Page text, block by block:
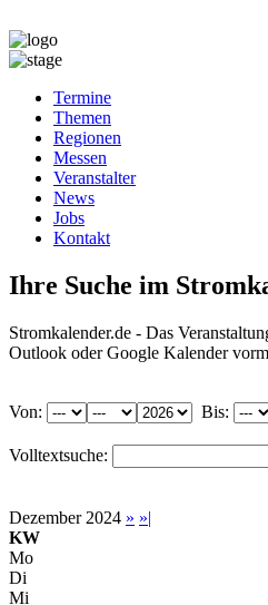
Termine
Themen
Regionen
Messen
Veranstalter
News
Jobs
Kontakt
Ihre Suche im
Stromkalender.de - Das
Outlook oder Google Kalender
Von: Bis:
Volltextsuche:
Dezember 2024 » »|
KW
Mo
Di
Mi